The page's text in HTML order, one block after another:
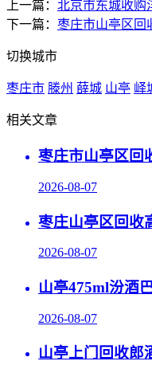
上一篇： 北京市东城收购
下一篇： 枣庄市山亭区回
切换城市
枣庄市 滕州 薛城 山亭 峄
相关文章
枣庄市山亭区回
2026-08-07
枣庄山亭区回收
2026-08-07
山亭475ml汾酒
2026-08-07
山亭上门回收郎